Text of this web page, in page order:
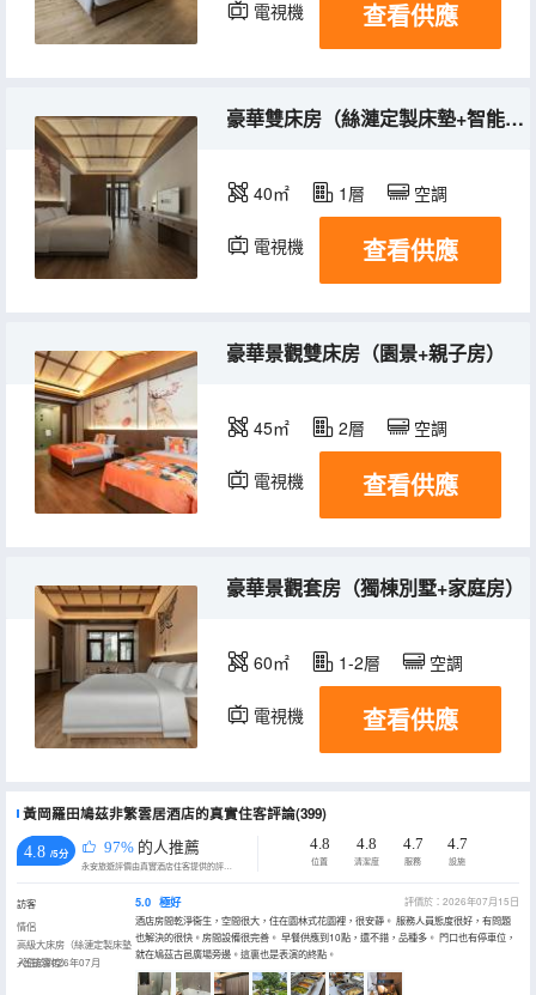
電視機 冰箱
查看供應
豪華雙床房（絲漣定製床墊+智能客控）
40㎡ 1層 空調
電視機 冰箱
查看供應
豪華景觀雙床房（園景+親子房）
45㎡ 2層 空調
電視機 冰箱
查看供應
豪華景觀套房（獨棟別墅+家庭房）
60㎡ 1-2層 空調
電視機 冰箱
查看供應
黃岡羅田鳩茲非繁雲居酒店的真實住客評論(399)
4.8 /5分 97% 的人推薦
永安旅遊評價由真實酒店住客提供的評價。
4.8
位置
4.8
清潔度
4.7
服務
4.7
設施
訪客
情侶
高級大床房（絲漣定製床墊
+智能客控）
入住於2026年07月
5.0 極好
評價於：2026年07月15日
酒店房間乾淨衞生，空間很大，住在園林式花園裡，很安靜。 服務人員態度很好，有問題
也解決的很快。房間設備很完善。 早餐供應到10點，還不錯，品種多。 門口也有停車位，
就在鳩茲古邑廣場旁邊。這裏也是表演的終點。